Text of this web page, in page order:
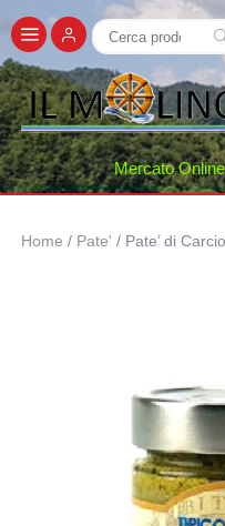
Cerca:
Mercato
Home / Pate' / Pate’ di